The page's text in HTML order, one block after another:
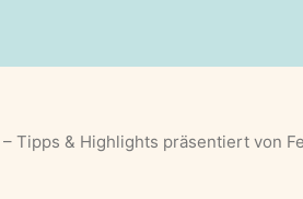
Tipps & Highlights präsentiert von